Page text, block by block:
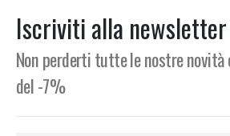
Iscriviti alla newsletter
Non perderti tutte le nostre novità
del -7%